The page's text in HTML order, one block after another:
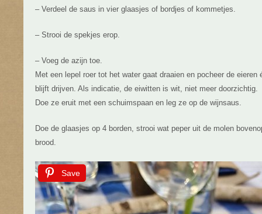
– Verdeel de saus in vier glaasjes of bordjes of kommetjes.
– Strooi de spekjes erop.
– Voeg de azijn toe.
Met een lepel roer tot het water gaat draaien en pocheer de
blijft drijven. Als indicatie, de eiwitten is wit, niet meer doorzichtig.
Doe ze eruit met een schuimspaan en leg ze op de wijnsaus.
Doe de glaasjes op 4 borden, strooi wat peper uit de molen
brood.
Save